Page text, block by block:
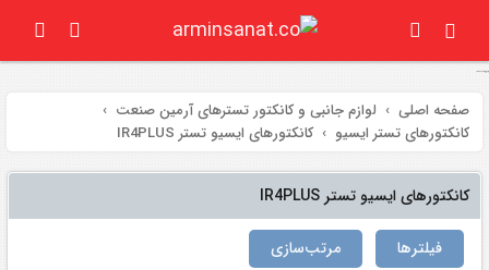
کانکتورهای ایسیو تستر IR4PLUS
صفحه اصلی
لوازم جانبی و کانکتور تسترهای آرمین صنعت
کانکتورهای تستر ایسیو
کانکتورهای ایسیو تستر IR4PLUS
کانکتورهای ایسیو تستر IR4PLUS
فیلتر‌ها مرتب‌سازی